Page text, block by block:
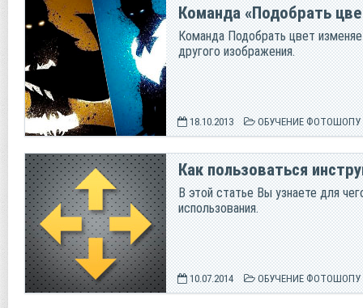
Команда «Подобрать
Команда Подобрать цвет
другого изображения.
18.10.2013 ОБУЧЕНИЕ ФОТОШОПУ
Как пользоваться
В этой статье Вы узнаете для
использования.
10.07.2014 ОБУЧЕНИЕ ФОТОШОПУ